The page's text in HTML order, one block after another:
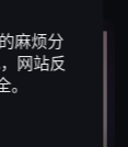
麻烦分
网站反